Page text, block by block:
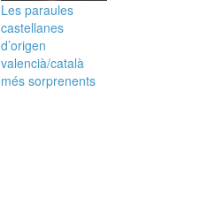
Les paraules
castellanes
d’origen
valencià/català
més sorprenents